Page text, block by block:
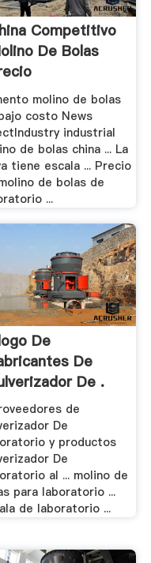
Competitivo
De Bolas
molino de bolas
costo News
industrial
de bolas china ... La
tiene escala ... Precio
de bolas de
...
De
De
De .
de
De
y productos
De
al ... molino de
para laboratorio ...
de laboratorio ...